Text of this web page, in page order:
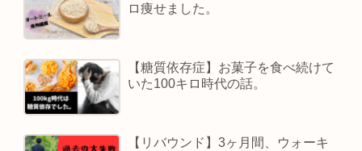
ロ痩せました。
【糖質依存症】お菓子を食べ続けて
いた100キロ時代の話。
【リバウンド】3ヶ月間、ウォーキ